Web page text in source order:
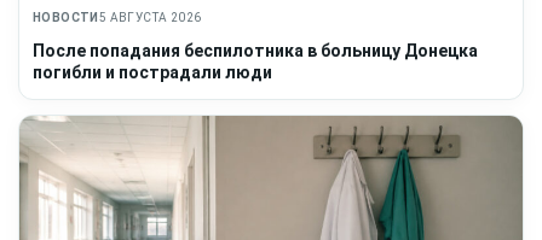
НОВОСТИ 5 АВГУСТА 2026
После попадания беспилотника в больницу Донецка
погибли и пострадали люди